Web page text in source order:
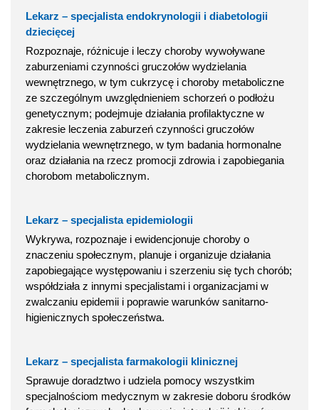
Lekarz – specjalista endokrynologii i diabetologii
dziecięcej
Rozpoznaje, różnicuje i leczy choroby wywoływane
zaburzeniami czynności gruczołów wydzielania
wewnętrznego, w tym cukrzycę i choroby metaboliczne
ze szczególnym uwzględnieniem schorzeń o podłożu
genetycznym; podejmuje działania profilaktyczne w
zakresie leczenia zaburzeń czynności gruczołów
wydzielania wewnętrznego, w tym badania hormonalne
oraz działania na rzecz promocji zdrowia i zapobiegania
chorobom metabolicznym.
Lekarz – specjalista epidemiologii
Wykrywa, rozpoznaje i ewidencjonuje choroby o
znaczeniu społecznym, planuje i organizuje działania
zapobiegające występowaniu i szerzeniu się tych chorób;
współdziała z innymi specjalistami i organizacjami w
zwalczaniu epidemii i poprawie warunków sanitarno-
higienicznych społeczeństwa.
Lekarz – specjalista farmakologii klinicznej
Sprawuje doradztwo i udziela pomocy wszystkim
specjalnościom medycznym w zakresie doboru środków